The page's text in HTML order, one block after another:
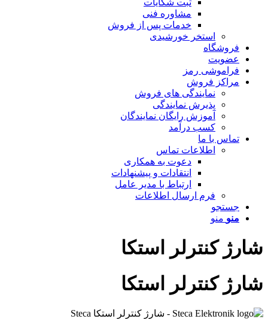
ثبت شکایات
مشاوره فنی
خدمات پس از فروش
استخر خورشیدی
فروشگاه
عضویت
فراموشی رمز
مراکز فروش
نمایندگی های فروش
پذیرش نمایندگی
آموزش رایگان نمایندگان
کسب درآمد
تماس با ما
اطلاعات تماس
دعوت به همکاری
انتقادات و پیشنهادات
ارتباط با مدیر عامل
فرم ارسال اطلاعات
جستجو
منو منو
شارژ کنترلر استکا
شارژ کنترلر استکا